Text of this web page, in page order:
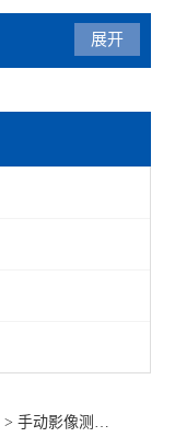
展开
>手动影像测量仪